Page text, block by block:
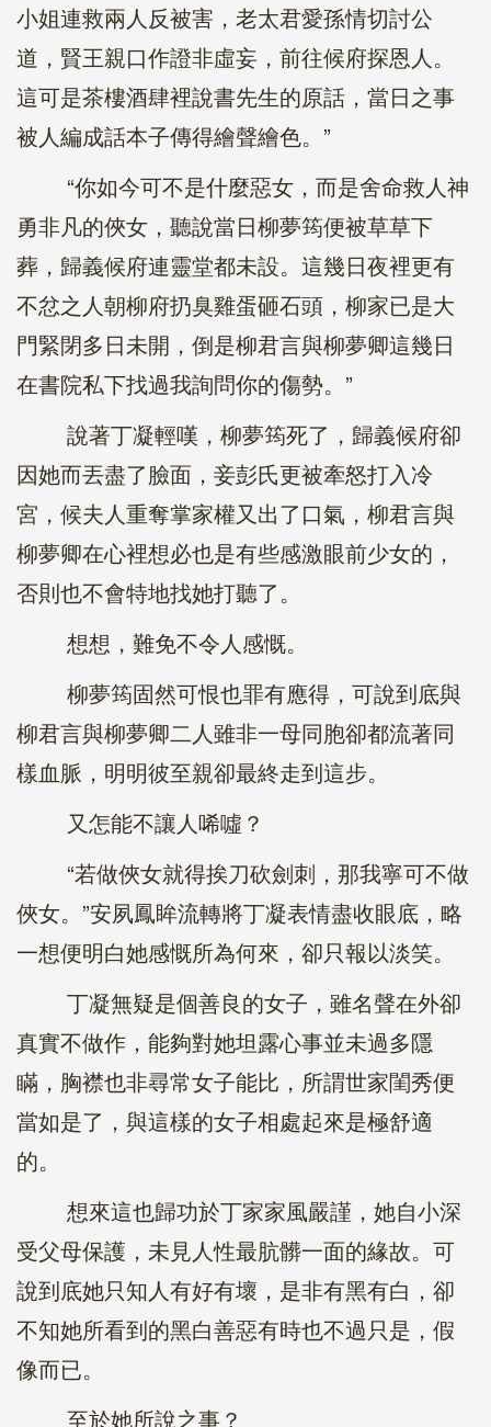
小姐連救兩人反被害，老太君愛孫情切討公
道，賢王親口作證非虛妄，前往候府探恩人。
這可是茶樓酒肆裡說書先生的原話，當日之事
被人編成話本子傳得繪聲繪色。”
“你如今可不是什麼惡女，而是舍命救人神
勇非凡的俠女，聽說當日柳夢筠便被草草下
葬，歸義候府連靈堂都未設。這幾日夜裡更有
不忿之人朝柳府扔臭雞蛋砸石頭，柳家已是大
門緊閉多日未開，倒是柳君言與柳夢卿這幾日
在書院私下找過我詢問你的傷勢。”
說著丁凝輕嘆，柳夢筠死了，歸義候府卻
因她而丟盡了臉面，妾彭氏更被牽怒打入冷
宮，候夫人重奪掌家權又出了口氣，柳君言與
柳夢卿在心裡想必也是有些感激眼前少女的，
否則也不會特地找她打聽了。
想想，難免不令人感慨。
柳夢筠固然可恨也罪有應得，可說到底與
柳君言與柳夢卿二人雖非一母同胞卻都流著同
樣血脈，明明彼至親卻最終走到這步。
又怎能不讓人唏噓？
“若做俠女就得挨刀砍劍刺，那我寧可不做
俠女。”安夙鳳眸流轉將丁凝表情盡收眼底，略
一想便明白她感慨所為何來，卻只報以淡笑。
丁凝無疑是個善良的女子，雖名聲在外卻
真實不做作，能夠對她坦露心事並未過多隱
瞞，胸襟也非尋常女子能比，所謂世家閨秀便
當如是了，與這樣的女子相處起來是極舒適
的。
想來這也歸功於丁家家風嚴謹，她自小深
受父母保護，未見人性最肮髒一面的緣故。可
說到底她只知人有好有壞，是非有黑有白，卻
不知她所看到的黑白善惡有時也不過只是，假
像而已。
至於她所說之事？